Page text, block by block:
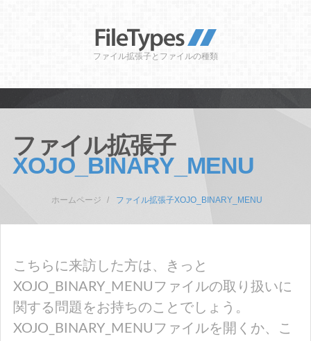
ファイル拡張子とファイルの種類
ファイル拡張子
XOJO_BINARY_MENU
ホームページ ファイル拡張子XOJO_BINARY_MENU
こちらに来訪した方は、きっと
XOJO_BINARY_MENUファイルの取り扱いに
関する問題をお持ちのことでしょう。
XOJO_BINARY_MENUファイルを開くか、こ